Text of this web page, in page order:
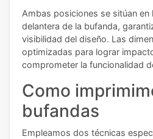
Ambas posiciones se sitúan en
delantera de la bufanda,
visibilidad del diseño. Las
optimizadas para lograr
comprometer la funcionalidad
Como
bufandas
Empleamos dos técnicas